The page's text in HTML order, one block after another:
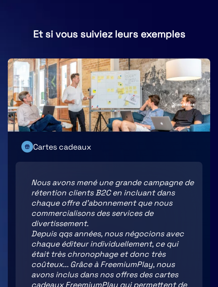
Et si vous suiviez leurs exemples
Cartes cadeaux
Nous avons mené une grande campagne de
rétention clients B2C en incluant dans
chaque offre d'abonnement que nous
commercialisons des services de
divertissement.
Depuis qqs années, nous négocions avec
chaque éditeur individuellement, ce qui
était très chronophage et donc très
coûteux... Grâce à FreemiumPlay, nous
avons inclus dans nos offres des cartes
cadeaux FreemiumPlay qui permettent de